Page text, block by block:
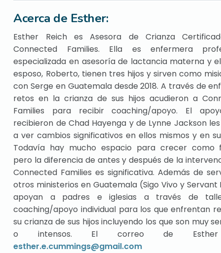
Acerca de Esther:
Esther Reich es Asesora de Crianza
Connected Families. Ella es enfermera
especializada en asesoría de lactancia materna y
esposo, Roberto, tienen tres hijos y sirven como
con Serge en Guatemala desde 2018. A través de
retos en la crianza de sus hijos acudieron a
Families para recibir coaching/apoyo. El
recibieron de Chad Hayenga y de Lynne Jackson
a ver cambios significativos en ellos mismos y en
Todavía hay mucho espacio para crecer como
pero la diferencia de antes y después de la
Connected Families es significativa. Además de
otros ministerios en Guatemala (Sigo Vivo y Servant
apoyan a padres e iglesias a través de
coaching/apoyo individual para los que enfrentan
su crianza de sus hijos incluyendo los que son muy
o intensos. El correo de
esther.e.cummings@gmail.com